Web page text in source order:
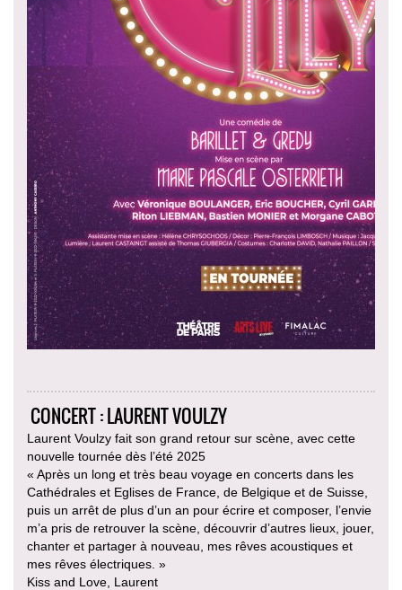
CONCERT : LAURENT VOULZY
Laurent Voulzy fait son grand retour sur scène, avec cette
nouvelle tournée dès l’été 2025
« Après un long et très beau voyage en concerts dans les
Cathédrales et Eglises de France, de Belgique et de Suisse,
puis un arrêt de plus d’un an pour écrire et composer, l’envie
m’a pris de retrouver la scène, découvrir d’autres lieux, jouer,
chanter et partager à nouveau, mes rêves acoustiques et
mes rêves électriques. »
Kiss and Love, Laurent